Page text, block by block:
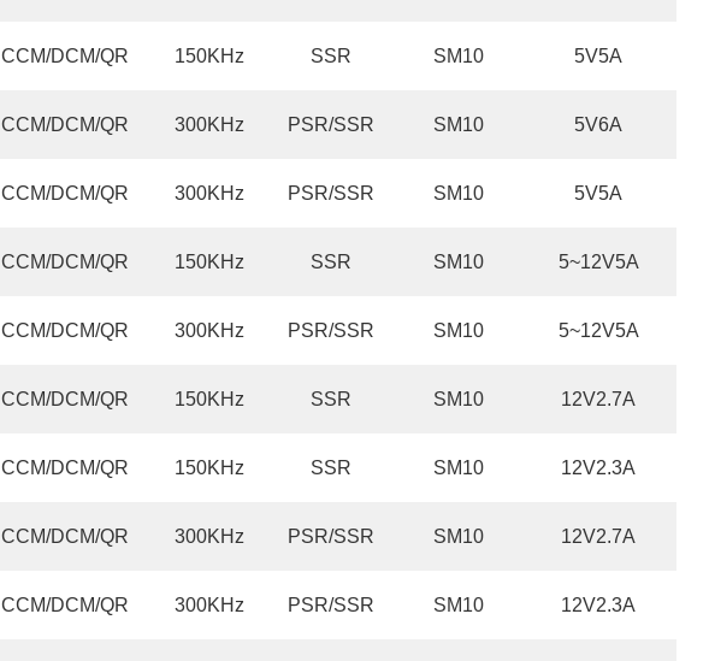
CCM/DCM/QR 150KHz SSR SM10 5V5A
CCM/DCM/QR 300KHz PSR/SSR SM10 5V6A
CCM/DCM/QR 300KHz PSR/SSR SM10 5V5A
CCM/DCM/QR 150KHz SSR SM10 5~12V5A
CCM/DCM/QR 300KHz PSR/SSR SM10 5~12V5A
CCM/DCM/QR 150KHz SSR SM10 12V2.7A
CCM/DCM/QR 150KHz SSR SM10 12V2.3A
CCM/DCM/QR 300KHz PSR/SSR SM10 12V2.7A
CCM/DCM/QR 300KHz PSR/SSR SM10 12V2.3A